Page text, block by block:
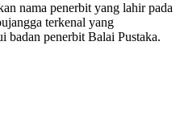
nama penerbit yang lahir pada
terkenal yang
badan penerbit Balai Pustaka.